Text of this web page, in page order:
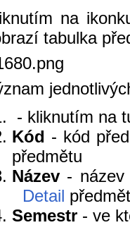
na
tabulka
- kliknutím na
Kód - kód
předmětu
Název -
Detail
Semestr - ve